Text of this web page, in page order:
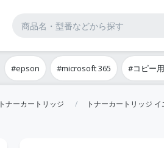
#epson #microsoft 365 #コピー
トナーカートリッジ トナーカートリッジ イ